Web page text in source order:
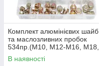
Комплект алюмінієвих шайб
та маслозливних пробок
534пр.(М10, М12-М16, М18,
М20) Forsage F-04J1063
В наявності